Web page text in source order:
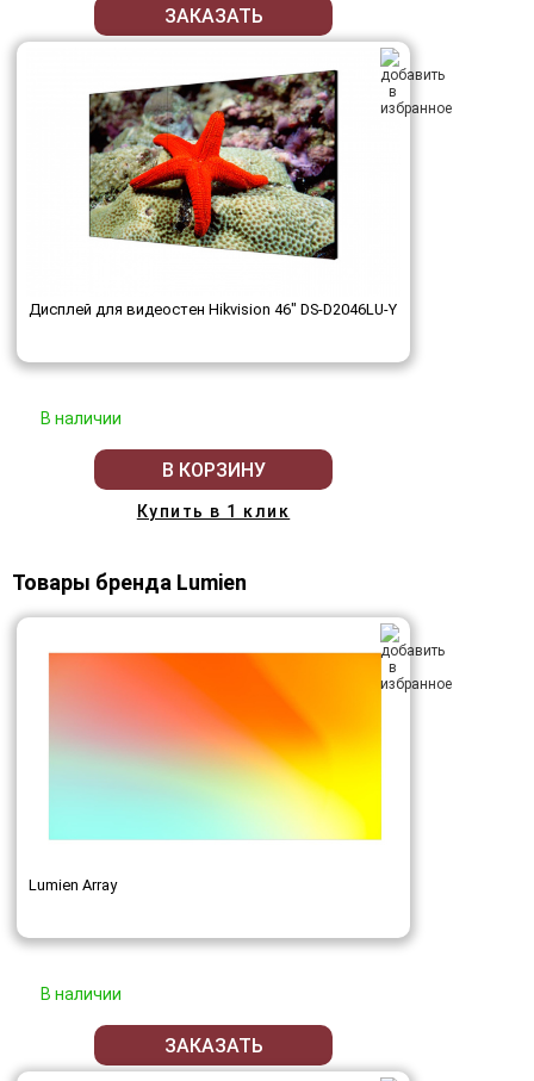
ЗАКАЗАТЬ
Дисплей для видеостен Hikvision 46" DS-D2046LU-Y
В наличии
В КОРЗИНУ
Купить в 1 клик
Товары бренда Lumien
Lumien Array
В наличии
ЗАКАЗАТЬ